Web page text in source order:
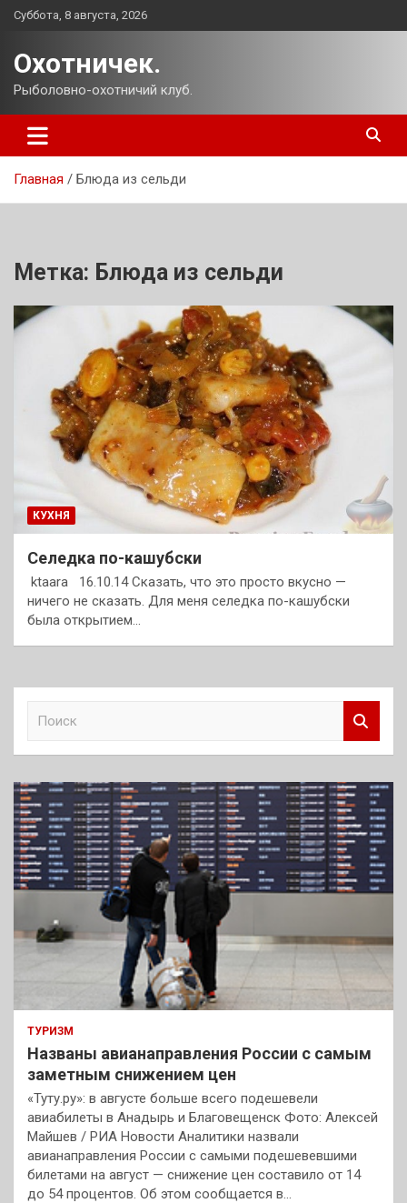
Перейти
Суббота, 8 августа, 2026
Охотничек.
Рыболовно-охотничий клуб.
Главная Блюда из сельди
Метка: Блюда из сельди
КУХНЯ
Селедка по-кашубски
ktaara 16.10.14 Сказать, что это просто вкусно —
ничего не сказать. Для меня селедка по-кашубски
была открытием…
к
ТУРИЗМ
Названы авианаправления России с самым
заметным снижением цен
«Туту.ру»: в августе больше всего подешевели
авиабилеты в Анадырь и Благовещенск Фото: Алексей
Майшев / РИА Новости Аналитики назвали
авианаправления России с самыми подешевевшими
билетами на август — снижение цен составило от 14
до 54 процентов. Об этом сообщается в…